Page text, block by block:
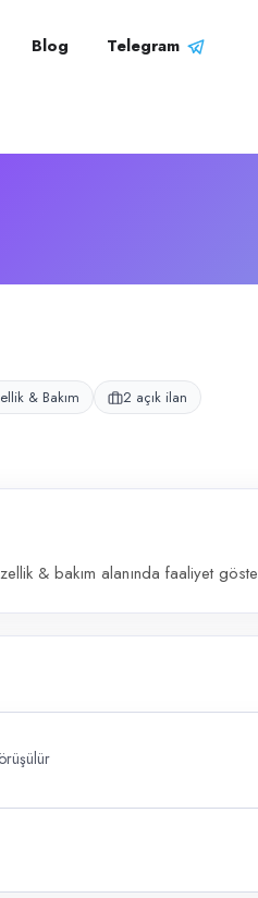
Profili
alanında faaliyet gösteren
Blog Telegram
& Bakım 2 açık ilan
& bakım alanında faaliyet